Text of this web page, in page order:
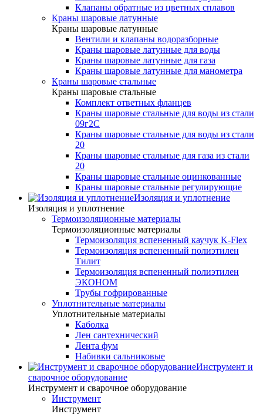
Клапаны обратные из цветных сплавов
Краны шаровые латунные
Краны шаровые латунные
Вентили и клапаны водоразборные
Краны шаровые латунные для воды
Краны шаровые латунные для газа
Краны шаровые латунные для манометра
Краны шаровые стальные
Краны шаровые стальные
Комплект ответных фланцев
Краны шаровые стальные для воды из стали
09г2С
Краны шаровые стальные для воды из стали
20
Краны шаровые стальные для газа из стали
20
Краны шаровые стальные оцинкованные
Краны шаровые стальные регулирующие
Изоляция и уплотнение
Изоляция и уплотнение
Термоизоляционные материалы
Термоизоляционные материалы
Термоизоляция вспененный каучук K-Flex
Термоизоляция вспененный полиэтилен
Тилит
Термоизоляция вспененный полиэтилен
ЭКОНОМ
Трубы гофрированные
Уплотнительные материалы
Уплотнительные материалы
Каболка
Лен сантехнический
Лента фум
Набивки сальниковые
Инструмент и
сварочное оборудование
Инструмент и сварочное оборудование
Инструмент
Инструмент